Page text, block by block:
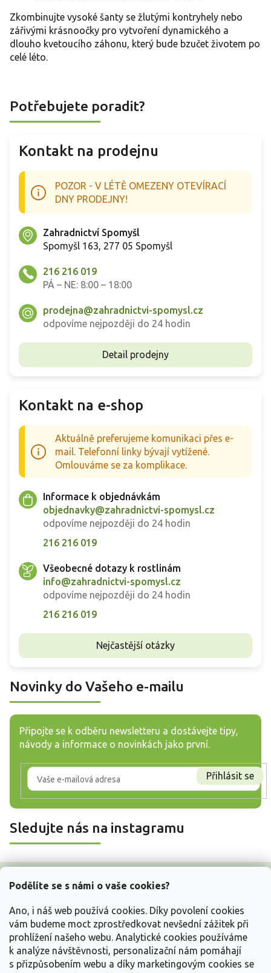
Podělíte se s námi o vaše cookies?
Ano, i náš web používá cookies. Díky povolení cookies
vám budeme moct zprostředkovat nevšední zážitek při
prohlížení našeho webu. Analytické cookies používáme
k analýze návštěvnosti, personalizační nám pomáhají
s přizpůsobením webu a díky marketingovým cookies se
Zkombinujte vysoké šanty se žlutými kontryhely nebo
zářivými krásnoočky pro vytvoření dynamického a
dlouho kvetoucího záhonu, který bude bzučet životem po
celé léto.
Potřebujete poradit?
Kontakt na prodejnu
POZOR - V LÉTĚ OMEZENY OTEVÍRACÍ
DNY PRODEJNY!
Zahradnictví Spomyšl
Spomyšl 163, 277 05 Spomyšl
216 216 019
PÁ – NE: 8:00 – 18:00
prodejna@zahradnictvi-spomysl.cz
odpovíme nejpozději do 24 hodin
Detail prodejny
Kontakt na e-shop
Aktuálně preferujeme komunikaci přes e-
mail. Telefonní linky bývají vytížené.
Omlouváme se za komplikace.
Informace k objednávkám
objednavky@zahradnictvi-spomysl.cz
odpovíme nejpozději do 24 hodin
216 216 019
Všeobecné dotazy k rostlinám
info@zahradnictvi-spomysl.cz
odpovíme nejpozději do 24 hodin
216 216 019
Nejčastější otázky
Novinky do Vašeho e-mailu
Připojte se k odběru newsletteru a dostávejte tipy,
návody a informace o novinkách jako první.
Přihlásit se
Sledujte nás na instagramu
Z
Vše o nákupu